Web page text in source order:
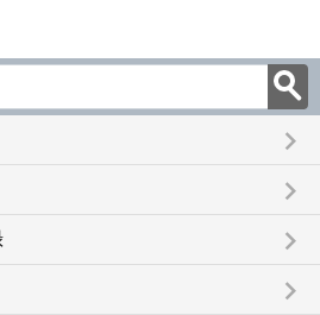
keyboard_arrow_right
keyboard_arrow_right
keyboard_arrow_right
keyboard_arrow_right